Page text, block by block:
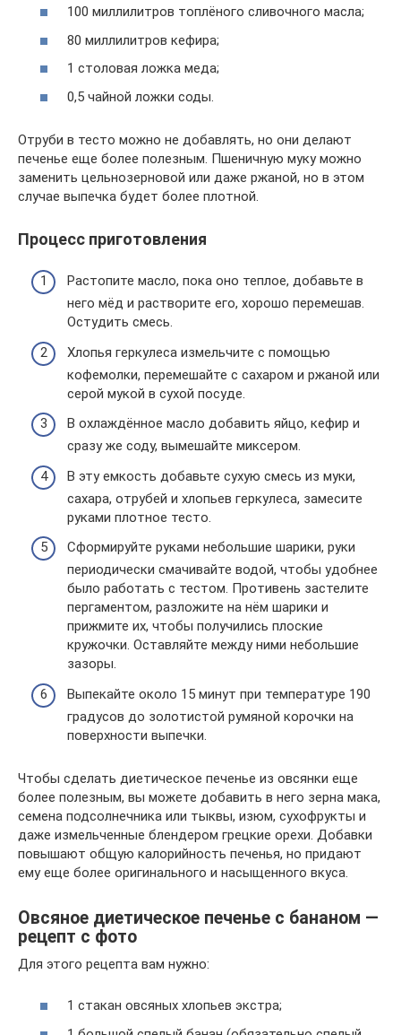
100 миллилитров топлёного сливочного масла;
80 миллилитров кефира;
1 столовая ложка меда;
0,5 чайной ложки соды.
Отруби в тесто можно не добавлять, но они делают
печенье еще более полезным. Пшеничную муку можно
заменить цельнозерновой или даже ржаной, но в этом
случае выпечка будет более плотной.
Процесс приготовления
Растопите масло, пока оно теплое, добавьте в
него мёд и растворите его, хорошо перемешав.
Остудить смесь.
Хлопья геркулеса измельчите с помощью
кофемолки, перемешайте с сахаром и ржаной или
серой мукой в сухой посуде.
В охлаждённое масло добавить яйцо, кефир и
сразу же соду, вымешайте миксером.
В эту емкость добавьте сухую смесь из муки,
сахара, отрубей и хлопьев геркулеса, замесите
руками плотное тесто.
Сформируйте руками небольшие шарики, руки
периодически смачивайте водой, чтобы удобнее
было работать с тестом. Противень застелите
пергаментом, разложите на нём шарики и
прижмите их, чтобы получились плоские
кружочки. Оставляйте между ними небольшие
зазоры.
Выпекайте около 15 минут при температуре 190
градусов до золотистой румяной корочки на
поверхности выпечки.
Чтобы сделать диетическое печенье из овсянки еще
более полезным, вы можете добавить в него зерна мака,
семена подсолнечника или тыквы, изюм, сухофрукты и
даже измельченные блендером грецкие орехи. Добавки
повышают общую калорийность печенья, но придают
ему еще более оригинального и насыщенного вкуса.
Овсяное диетическое печенье с бананом —
рецепт с фото
Для этого рецепта вам нужно:
1 стакан овсяных хлопьев экстра;